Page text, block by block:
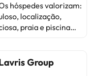
hóspedes valorizam:
localização,
praia e piscina
caro. Resumo:
em um
Group